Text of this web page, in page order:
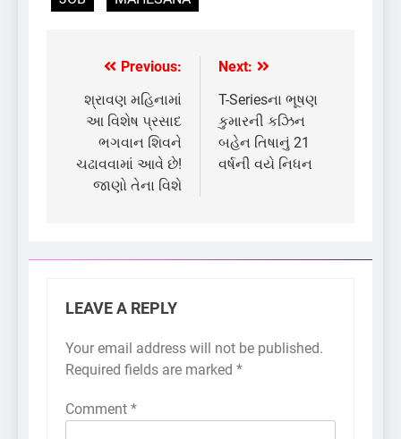
Post
navigation
Previous:
શ્રાવણ મહિનામાં
આ વિશેષ પ્રસાદ
ભગવાન શિવને
ચઢાવવામાં આવે છે!
જાણો તેના વિશે
Next:
T-Seriesના ભૂષણ
કુમારની કઝિન
બહેન તિષાનું 21
વર્ષની વયે નિધન
LEAVE A REPLY
Your email address will not be published.
Required fields are marked *
Comment *